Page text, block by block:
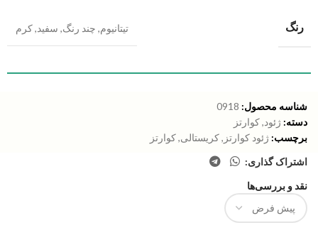
رنگ تیتانیوم, چند رنگ, سفید,کرم
شناسه محصول: 0918
دسته: ژئود,کوارتز
برچسب: ژئود کوارتز ,کریستالی,کوارتز
اشتراک گذاری:
نقد و بررسی‌ها